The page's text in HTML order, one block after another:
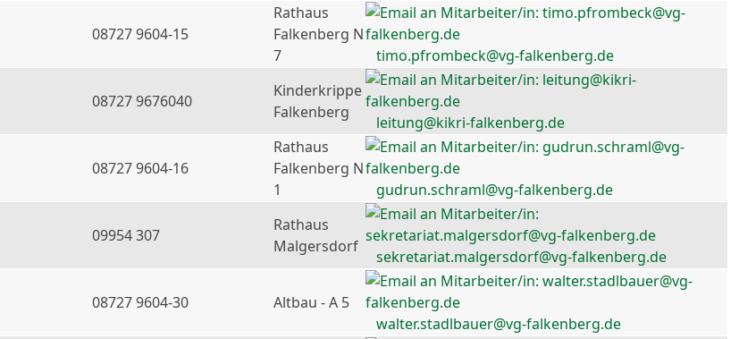
08727 9604-15
Rathaus
Falkenberg N
7
timo.pfrombeck@vg-falkenberg.de
08727 9676040
Kinderkrippe
Falkenberg
leitung@kikri-falkenberg.de
08727 9604-16
Rathaus
Falkenberg N
1
gudrun.schraml@vg-falkenberg.de
09954 307
Rathaus
Malgersdorf
sekretariat.malgersdorf@vg-falkenberg.de
08727 9604-30
Altbau - A 5
walter.stadlbauer@vg-falkenberg.de